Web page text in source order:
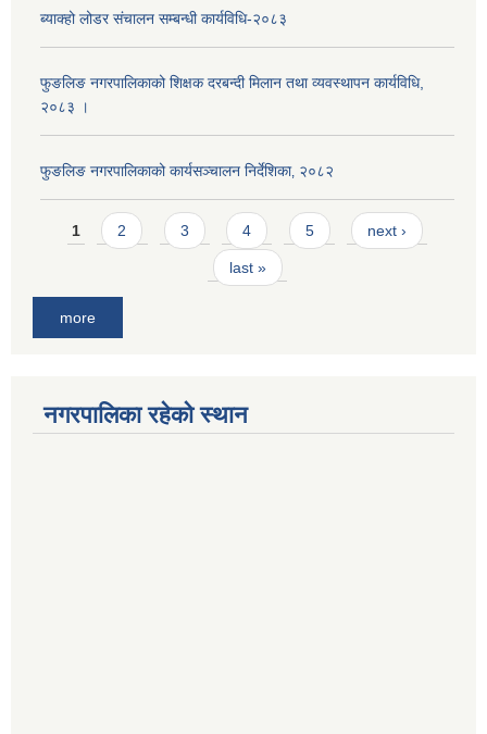
ब्याक्हो लोडर संचालन सम्बन्धी कार्यविधि-२०८३
फुङलिङ नगरपालिकाको शिक्षक दरबन्दी मिलान तथा व्यवस्थापन कार्यविधि,
२०८३ ।
फुङलिङ नगरपालिकाको कार्यसञ्चालन निर्देशिका‚ २०८२
Pages
1 2 3 4 5 next ›
last »
more
नगरपालिका रहेको स्थान